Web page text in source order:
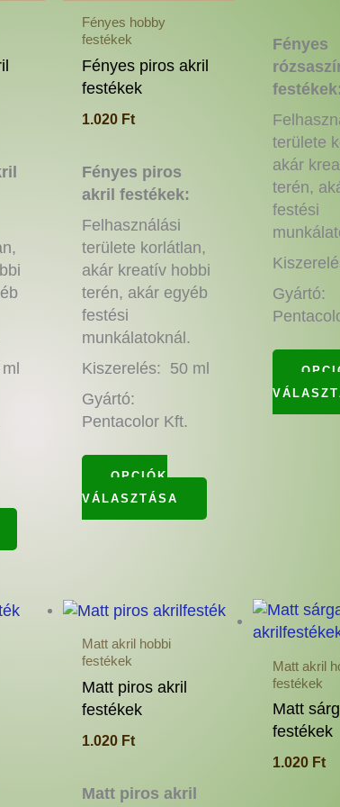
termékoldalon
választhatók
Fényes hobby
festékek
Fényes piros akril
festékek
1.020 Ft
Fényes piros
akril festékek:
Felhasználási
területe korlátlan,
akár kreatív hobbi
terén, akár egyéb
festési
munkálatoknál.
Kiszerelés: 50 ml
Gyártó:
Pentacolor Kft.
OPCIÓK
VÁLASZTÁSA
termékoldalon
választhatók
Fényes
festékek:
területe
akár
terén,
festési
Gyártó:
Ennek
terméknek
variációja
Matt akril hobbi
festékek
Matt piros akril
festékek
1.020 Ft
Matt piros akril
Ennek
variációja
változatok
Matt akril
festékek
Matt
festékek
1.020 Ft